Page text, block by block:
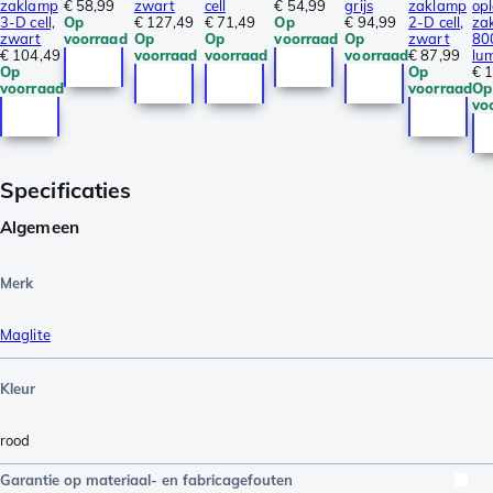
zaklamp
3-D cell,
zwart
€ 104,49
Op
voorraad
€ 58,99
Op
voorraad
zwart
€ 127,49
Op
voorraad
cell
€ 71,49
Op
voorraad
€ 54,99
Op
voorraad
grijs
€ 94,99
Op
voorraad
zaklamp
2-D cell,
zwart
€ 87,99
Op
voorraad
€
Op
Specificaties
Algemeen
Merk
Maglite
Kleur
rood
Garantie op materiaal- en fabricagefouten